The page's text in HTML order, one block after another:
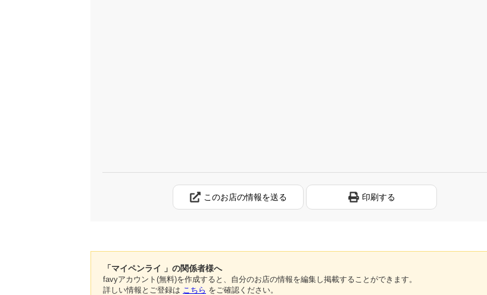
このお店の情報を送る 印刷する
「マイペンライ 」の関係者様へ
favyアカウント(無料)を作成すると、自分のお店の情報を編集し掲載することができます。
詳しい情報とご登録は こちら をご確認ください。